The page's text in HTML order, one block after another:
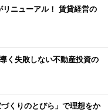
リニューアル！ 賃貸経営の
く失敗しない不動産投資の
くりのとびら」で理想をか